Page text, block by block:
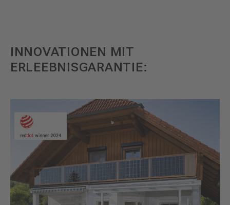
INNOVATIONEN MIT
ERLEEBNISGARANTIE: